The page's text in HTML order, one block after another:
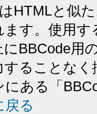
HTMLと似
ます。使用
にBBCode用
することな
にある「
戻る